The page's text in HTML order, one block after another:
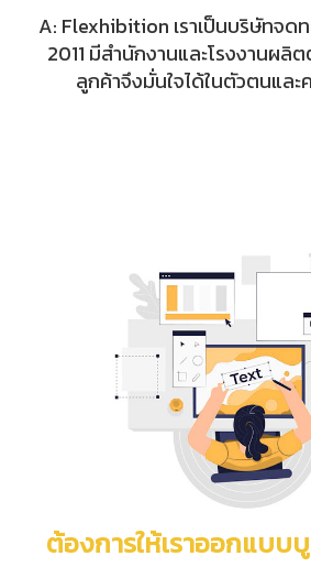
A: Flexhibition เราเป็นบริษัทจด
2011 มีสำนักงานและโรงงานผลิ
ลูกค้าจึงมั่นใจได้ในตัวตนและ
ต้องการให้เราออกแบบ